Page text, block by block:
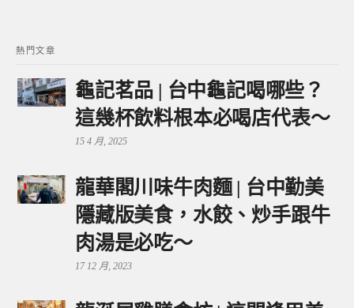
熱門文章
龜記茗品 | 台中龜記喝哪些？
這幾杯飲料根本必喝店代表～
15 4 月, 2025
龍華閣川味牛肉麵 | 台中勤美
隱藏版美食，水餃、炒手跟牛
肉湯是必吃～
17 12 月, 2023